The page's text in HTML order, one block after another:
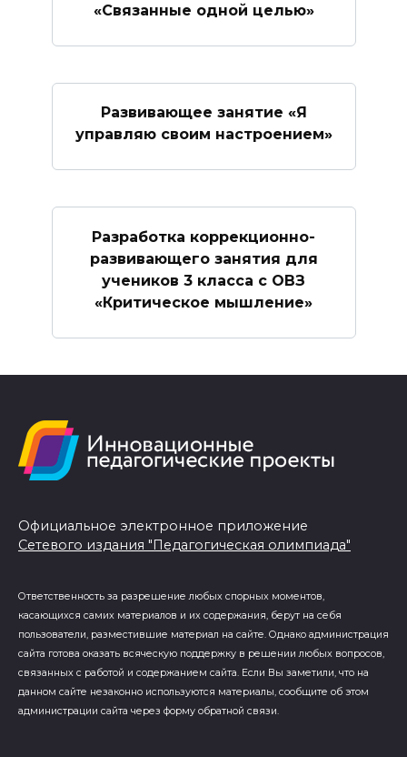
«Связанные одной целью»
Развивающее занятие «Я
управляю своим настроением»
Разработка коррекционно-
развивающего занятия для
учеников 3 класса с ОВЗ
«Критическое мышление»
Официальное электронное приложение
Сетевого издания "Педагогическая олимпиада"
Ответственность за разрешение любых спорных моментов,
касающихся самих материалов и их содержания, берут на себя
пользователи, разместившие материал на сайте. Однако администрация
сайта готова оказать всяческую поддержку в решении любых вопросов,
связанных с работой и содержанием сайта. Если Вы заметили, что на
данном сайте незаконно используются материалы, сообщите об этом
администрации сайта через форму обратной связи.